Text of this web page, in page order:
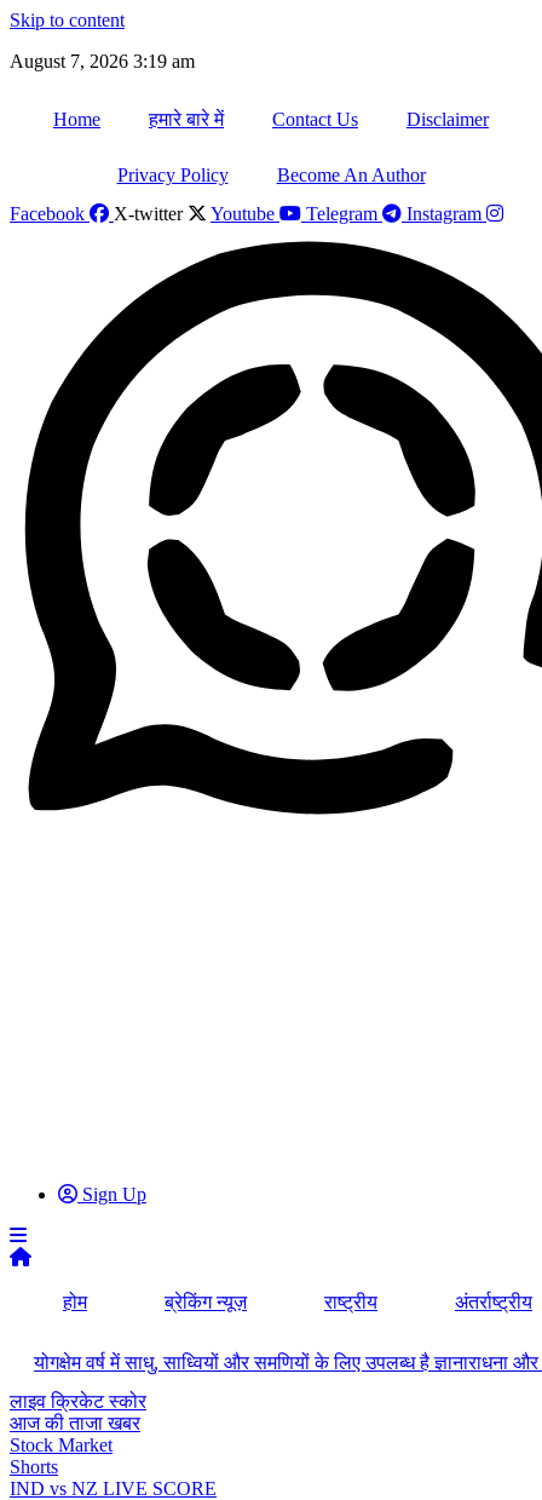
Skip to content
August 7, 2026 3:19 am
Home हमारे बारे में Contact Us Disclaimer
Privacy Policy
Become An Author
Facebook
X-twitter Youtube Telegram Instagram
Sign Up
होम ब्रेकिंग न्यूज़ राष्ट्रीय अंतर्राष्ट्रीय
योगक्षेम वर्ष में साधु, साध्वियों और समणियों के लिए उपलब्ध है
लाइव क्रिकेट स्कोर
आज की ताजा खबर
Stock Market
Shorts
IND vs NZ LIVE SCORE